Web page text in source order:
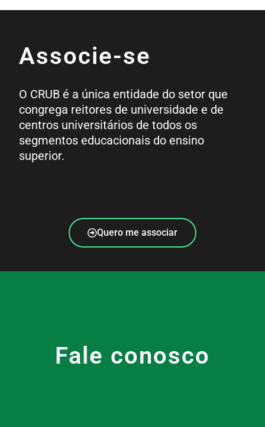
Associe-se
O CRUB é a única entidade do setor que
congrega reitores de universidade e de
centros universitários de todos os
segmentos educacionais do ensino
superior.
Quero me associar
Fale conosco